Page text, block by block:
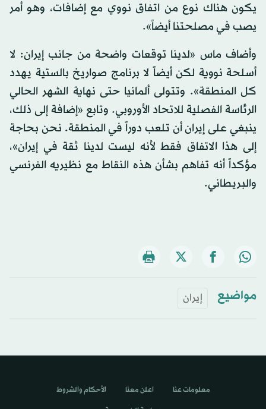
يكون هناك نوع من اتفاق نووي مع إضافات، وهو أمر
يصب في مصلحتنا أيضاً».
وأضاف ماس «لدينا توقعات واضحة من جانب إيران: لا
أسلحة نووية لكن أيضاً لا برنامج صواريخ بالستية يهدد
كل المنطقة». وتتولى ألمانيا حتى نهاية الشهر الحالي
الرئاسة الفصلية للاتحاد الأوروبي. وتابع «إضافة إلى ذلك،
ينبغي على إيران أن تلعب دوراً في المنطقة. نحن بحاجة
إلى هذا الاتفاق فقط لأنه ليست لدينا ثقة في إيران»،
مؤكداً أنه تفاهم بشأن هذه النقاط مع نظيريه الفرنسي
والبريطاني.
مواضيع إيران
معلومات عنا اعلن معنا الأحكام والشروط